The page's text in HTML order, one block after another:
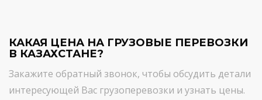
КАКАЯ ЦЕНА НА ГРУЗОВЫЕ ПЕРЕВОЗКИ
В КАЗАХСТАНЕ?
Закажите обратный звонок, чтобы обсудить детали
интересующей Вас грузоперевозки и узнать цены.